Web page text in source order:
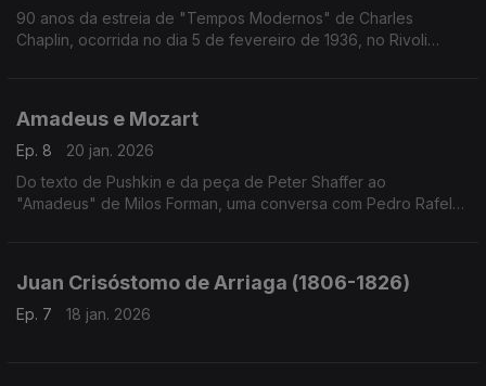
90 anos da estreia de "Tempos Modernos" de Charles
Chaplin, ocorrida no dia 5 de fevereiro de 1936, no Rivoli
Amadeus e Mozart
Ep. 8
20 jan. 2026
Do texto de Pushkin e da peça de Peter Shaffer ao
"Amadeus" de Milos Forman, uma conversa com Pedro Rafel
Juan Crisóstomo de Arriaga (1806-1826)
Ep. 7 18 jan. 2026